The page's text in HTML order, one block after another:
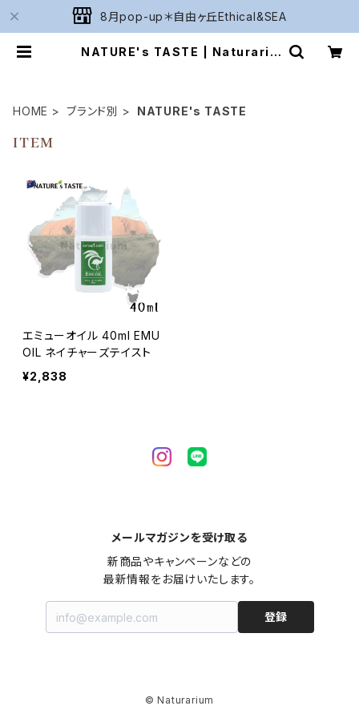
8月pop-up＊自由ヶ丘Ethical&SEA
NATURE's TASTE | Naturariu
HOME ブランド別 NATURE's TASTE
ITEM
エミューオイル 40ml EMU
OIL ネイチャーズテイスト
¥2,838
メールマガジンを受け取る
新商品やキャンペーンなどの
最新情報をお届けいたします。
登録
© Naturarium